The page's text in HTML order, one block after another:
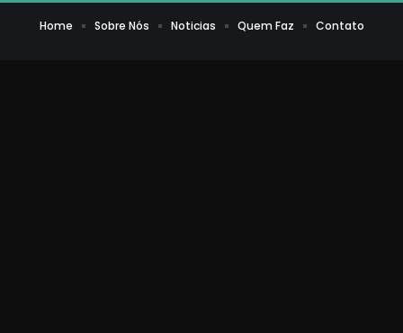
Home Sobre Nós Noticias Quem Faz Contato